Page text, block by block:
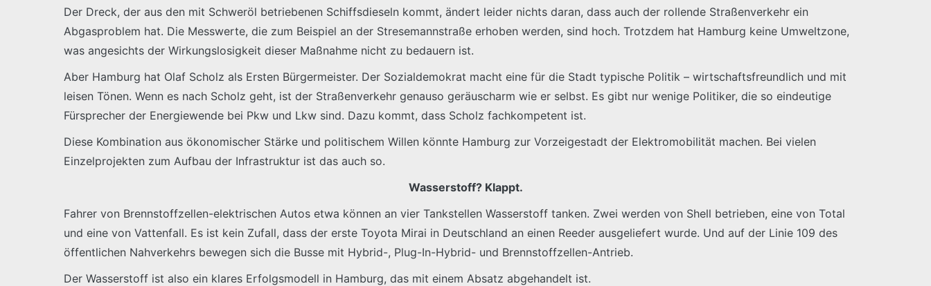
Der Dreck, der aus den mit Schweröl betriebenen Schiffsdieseln kommt, ändert leider nichts daran, dass auch der rollende Straßenverkehr ein
Abgasproblem hat. Die Messwerte, die zum Beispiel an der Stresemannstraße erhoben werden, sind hoch. Trotzdem hat Hamburg keine Umweltzone,
was angesichts der Wirkungslosigkeit dieser Maßnahme nicht zu bedauern ist.
Aber Hamburg hat Olaf Scholz als Ersten Bürgermeister. Der Sozialdemokrat macht eine für die Stadt typische Politik – wirtschaftsfreundlich und mit
leisen Tönen. Wenn es nach Scholz geht, ist der Straßenverkehr genauso geräuscharm wie er selbst. Es gibt nur wenige Politiker, die so eindeutige
Fürsprecher der Energiewende bei Pkw und Lkw sind. Dazu kommt, dass Scholz fachkompetent ist.
Diese Kombination aus ökonomischer Stärke und politischem Willen könnte Hamburg zur Vorzeigestadt der Elektromobilität machen. Bei vielen
Einzelprojekten zum Aufbau der Infrastruktur ist das auch so.
Wasserstoff? Klappt.
Fahrer von Brennstoffzellen-elektrischen Autos etwa können an vier Tankstellen Wasserstoff tanken. Zwei werden von Shell betrieben, eine von Total
und eine von Vattenfall. Es ist kein Zufall, dass der erste Toyota Mirai in Deutschland an einen Reeder ausgeliefert wurde. Und auf der Linie 109 des
öffentlichen Nahverkehrs bewegen sich die Busse mit Hybrid-, Plug-In-Hybrid- und Brennstoffzellen-Antrieb.
Der Wasserstoff ist also ein klares Erfolgsmodell in Hamburg, das mit einem Absatz abgehandelt ist.